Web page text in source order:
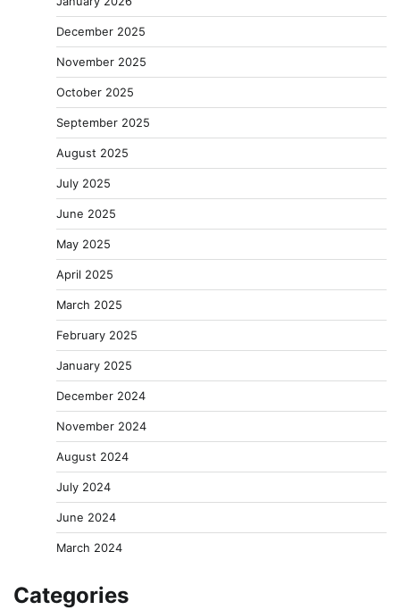
December 2025
November 2025
October 2025
September 2025
August 2025
July 2025
June 2025
May 2025
April 2025
March 2025
February 2025
January 2025
December 2024
November 2024
August 2024
July 2024
June 2024
March 2024
Categories